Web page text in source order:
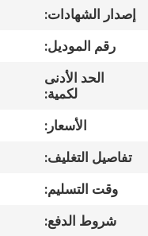
جولة
ضبط
الجودة
اتصل
إصدار الشهادات:
رقم الموديل:
الحد الأدنى
لكمية:
الأسعار:
تفاصيل التغليف:
وقت التسليم:
شروط الدفع: